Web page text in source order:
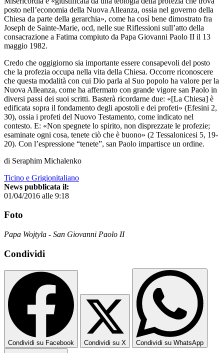
posto nell’economia della Nuova Alleanza, ossia nel governo della
Chiesa da parte della gerarchia», come ha così bene dimostrato fra
Joseph de Sainte-Marie, ocd, nelle sue Riflessioni sull’atto della
consacrazione a Fatima compiuto da Papa Giovanni Paolo II il 13
maggio 1982.
Credo che oggigiorno sia importante essere consapevoli del posto
che la profezia occupa nella vita della Chiesa. Occorre riconoscere
che questa modalità con cui Dio parla al Suo popolo ha valore per la
Nuova Alleanza, come ha affermato con grande vigore san Paolo in
diversi passi dei suoi scritti. Basterà ricordarne due: «[La Chiesa] è
edificata sopra il fondamento degli apostoli e dei profeti» (Efesini 2,
30), ossia i profeti del Nuovo Testamento, come indicato nel
contesto. E: «Non spegnete lo spirito, non disprezzate le profezie;
esaminate ogni cosa, tenete ciò che è buono» (2 Tessalonicesi 5, 19-
20). Con l’espressione “tenete”, san Paolo impartisce un ordine.
di Seraphim Michalenko
Ticino e Grigionitaliano
News pubblicata il:
01/04/2016 alle 9:18
Foto
Papa Wojtyla - San Giovanni Paolo II
Condividi
Condividi su Facebook Condividi su X Condividi su WhatsApp